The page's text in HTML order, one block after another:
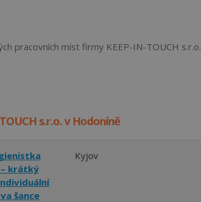
pracovních míst firmy KEEP-IN-TOUCH s.r.o.
s.r.o. v Hodoníně
krátký
šance
Kyjov